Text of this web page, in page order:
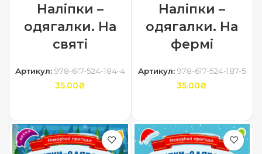
Наліпки –
одягалки. На
святі
Артикул: 978-617-524-184-4
35.00₴
Наліпки –
одягалки. На
фермі
Артикул: 978-617-524-187-5
35.00₴